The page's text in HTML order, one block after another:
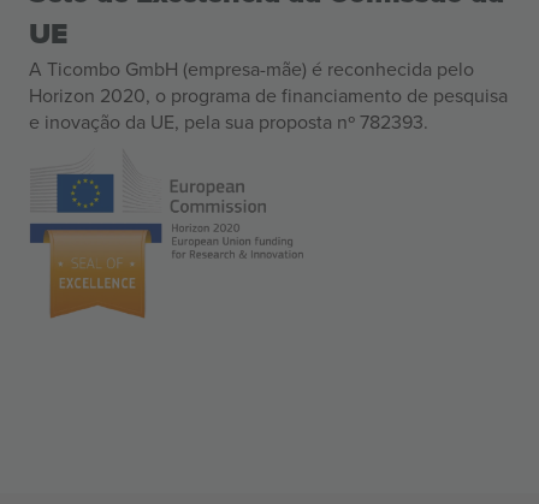
UE
A Ticombo GmbH (empresa-mãe) é reconhecida pelo
Horizon 2020, o programa de financiamento de pesquisa
e inovação da UE, pela sua proposta nº 782393.